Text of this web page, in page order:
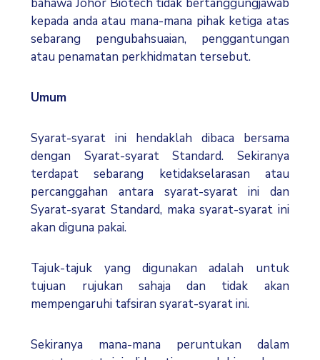
kepada anda atau mana-mana pihak ketiga atas
sebarang pengubahsuaian, penggantungan
atau penamatan perkhidmatan tersebut.
Umum
Syarat-syarat ini hendaklah dibaca bersama
dengan Syarat-syarat Standard. Sekiranya
terdapat sebarang ketidakselarasan atau
percanggahan antara syarat-syarat ini dan
Syarat-syarat Standard, maka syarat-syarat ini
akan diguna pakai.
Tajuk-tajuk yang digunakan adalah untuk
tujuan rujukan sahaja dan tidak akan
mempengaruhi tafsiran syarat-syarat ini.
Sekiranya mana-mana peruntukan dalam